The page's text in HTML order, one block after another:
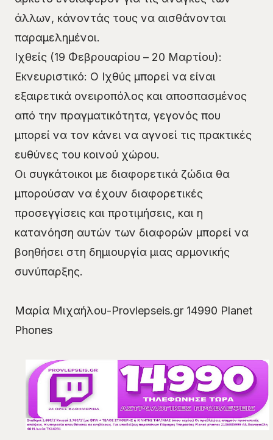
άλλων, κάνοντάς τους να αισθάνονται
παραμελημένοι.
Ιχθείς (19 Φεβρουαρίου – 20 Μαρτίου):
Εκνευριστικό: Ο Ιχθύς μπορεί να είναι
εξαιρετικά ονειροπόλος και αποσπασμένος
από την πραγματικότητα, γεγονός που
μπορεί να τον κάνει να αγνοεί τις πρακτικές
ευθύνες του κοινού χώρου.
Οι συγκάτοικοι με διαφορετικά ζώδια θα
μπορούσαν να έχουν διαφορετικές
προσεγγίσεις και προτιμήσεις, και η
κατανόηση αυτών των διαφορών μπορεί να
βοηθήσει στη δημιουργία μιας αρμονικής
συνύπαρξης.
Μαρία Μιχαήλου-Provlepseis.gr 14990 Planet
Phones